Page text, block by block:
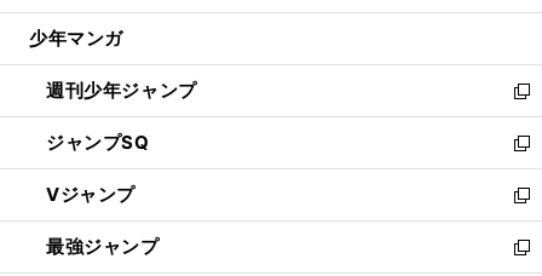
ウ
開
く
少年マンガ
週刊少年ジャンプ
新
し
い
ウ
ィ
ン
ド
ジャンプSQ
新
し
い
ウ
ィ
Vジャンプ
新
し
い
最強ジャンプ
新